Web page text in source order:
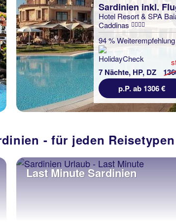
Sardinien inkl.
Hotel Resort & SPA
Caddinas
94 % Weiterempfehlung
7 Nächte, HP, DZ
p.P. ab 1306 €
- für jeden
Last Minute Sardinien